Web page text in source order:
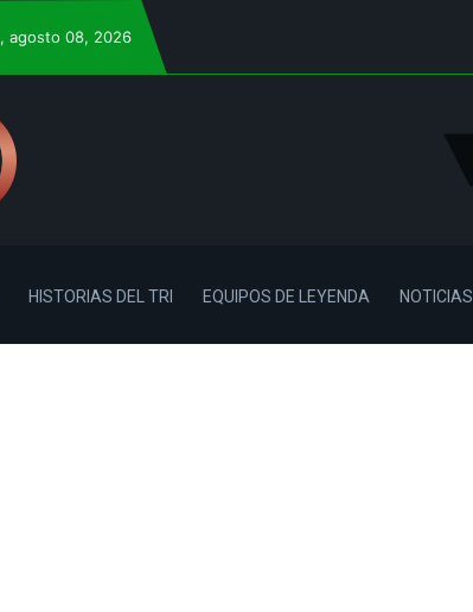
, agosto 08, 2026
HISTORIAS DEL TRI EQUIPOS DE LEYENDA NOTICIAS